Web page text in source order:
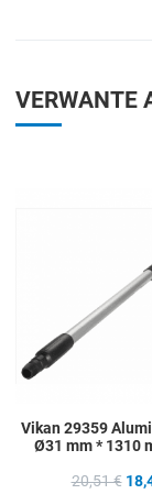
VERWANTE
Vikan 29359
Ø31 mm * 1310
20,51 €